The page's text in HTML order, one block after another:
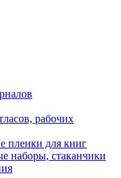
рабочих
пленки для книг
наборы, стаканчики